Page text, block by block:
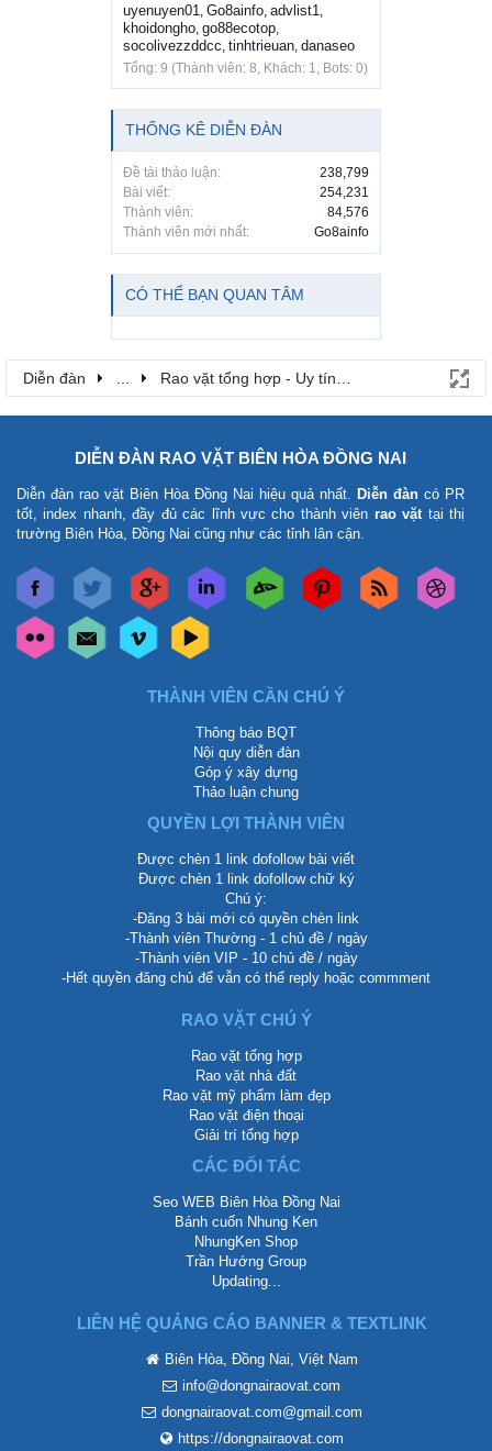
uyenuyen01 Go8ainfo advlist1
khoidongho go88ecotop
socolivezzddcc tinhtrieuan danaseo
Tổng: 9 (Thành viên: 8, Khách: 1, Bots: 0)
THỐNG KÊ DIỄN ĐÀN
Đề tài thảo luận:
238,799
Bài viết:
254,231
Thành viên:
84,576
Thành viên mới nhất:
Go8ainfo
CÓ THỂ BẠN QUAN TÂM
Diễn đàn Rao vặt tổng hợp - Uy tín - Miễn phí
DIỄN ĐÀN RAO VẶT BIÊN HÒA ĐỒNG NAI
Diễn đàn rao vặt Biên Hòa Đồng Nai hiệu quả nhất. Diễn đàn có PR
tốt, index nhanh, đầy đủ các lĩnh vực cho thành viên rao vặt tại thị
trường Biên Hòa, Đồng Nai cũng như các tỉnh lân cận.
THÀNH VIÊN CẦN CHÚ Ý
Thông báo BQT
Nội quy diễn đàn
Góp ý xây dựng
Thảo luận chung
QUYỀN LỢI THÀNH VIÊN
Được chèn 1 link dofollow bài viết
Được chèn 1 link dofollow chữ ký
Chú ý:
-Đăng 3 bài mới có quyền chèn link
-Thành viên Thường - 1 chủ đề / ngày
-Thành viên VIP - 10 chủ đề / ngày
-Hết quyền đăng chủ để vẫn có thể reply hoặc commment
RAO VẶT CHÚ Ý
Rao vặt tổng hợp
Rao vặt nhà đất
Rao vặt mỹ phẩm làm đẹp
Rao vặt điện thoại
Giải trí tổng hợp
CÁC ĐỐI TÁC
Seo WEB Biên Hòa Đồng Nai
Bánh cuốn Nhung Ken
NhungKen Shop
Trần Hướng Group
Updating...
LIÊN HỆ QUẢNG CÁO BANNER & TEXTLINK
Biên Hòa, Đồng Nai, Việt Nam
info@dongnairaovat.com
dongnairaovat.com@gmail.com
https://dongnairaovat.com